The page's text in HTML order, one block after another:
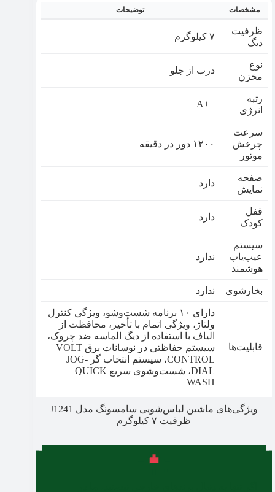
مشخصات توضیحات
ظرفیت
دیگ
۷ کیلوگرم
نوع
مخزن
درب از جلو
رتبه
انرژی
++A
سرعت
چرخش
موتور
۱۲۰۰ دور در دقیقه
صفحه
نمایش
دارد
قفل
کودک
دارد
سیستم
عیب‌یاب
هوشمند
ندارد
بخارشوی ندارد
قابلیت‌ها
دارای ۱۰ برنامه شست‌وشو، ویژگی کنترل
ولتاژ، ویژگی اتمام با تأخیر، محافظت از
الیاف با استفاده از دیگ الماسه ضد چروک،
سیستم حفاظتی در نوسانات برق VOLT
CONTROL، سیستم انتخاب گر JOG-
DIAL، شست‌وشوی سریع QUICK
WASH
ویژگی‌های ماشین لباس‌شویی سامسونگ مدل J1241
ظرفیت ۷ کیلوگرم